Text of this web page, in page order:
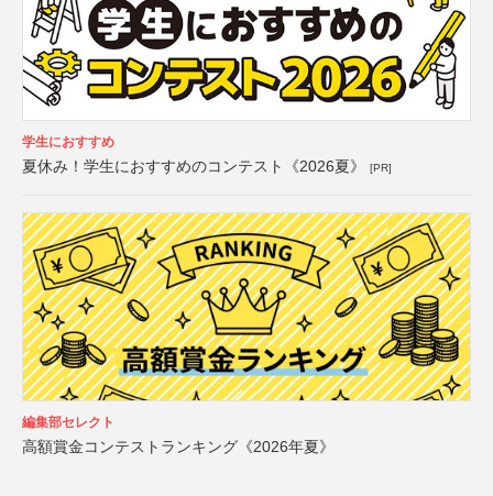
学生におすすめ
夏休み！学生におすすめのコンテスト《2026夏》 [PR]
編集部セレクト
高額賞金コンテストランキング《2026年夏》